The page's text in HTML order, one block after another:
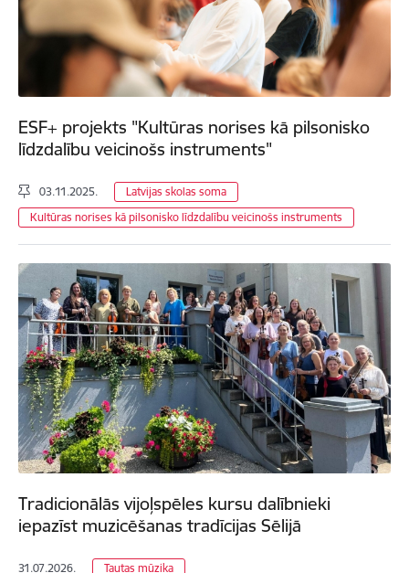
ESF+ projekts "Kultūras norises kā pilsonisko
līdzdalību veicinošs instruments"
03.11.2025.
Latvijas skolas soma
Kultūras norises kā pilsonisko līdzdalību veicinošs instruments
Tradicionālās vijoļspēles kursu dalībnieki
iepazīst muzicēšanas tradīcijas Sēlijā
31.07.2026. Tautas mūzika